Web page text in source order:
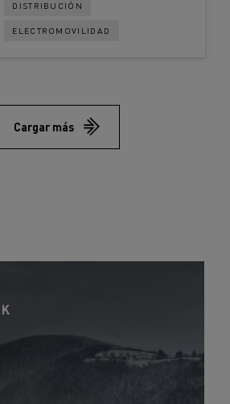
DISTRIBUCIÓN
ELECTROMOVILIDAD
Cargar más